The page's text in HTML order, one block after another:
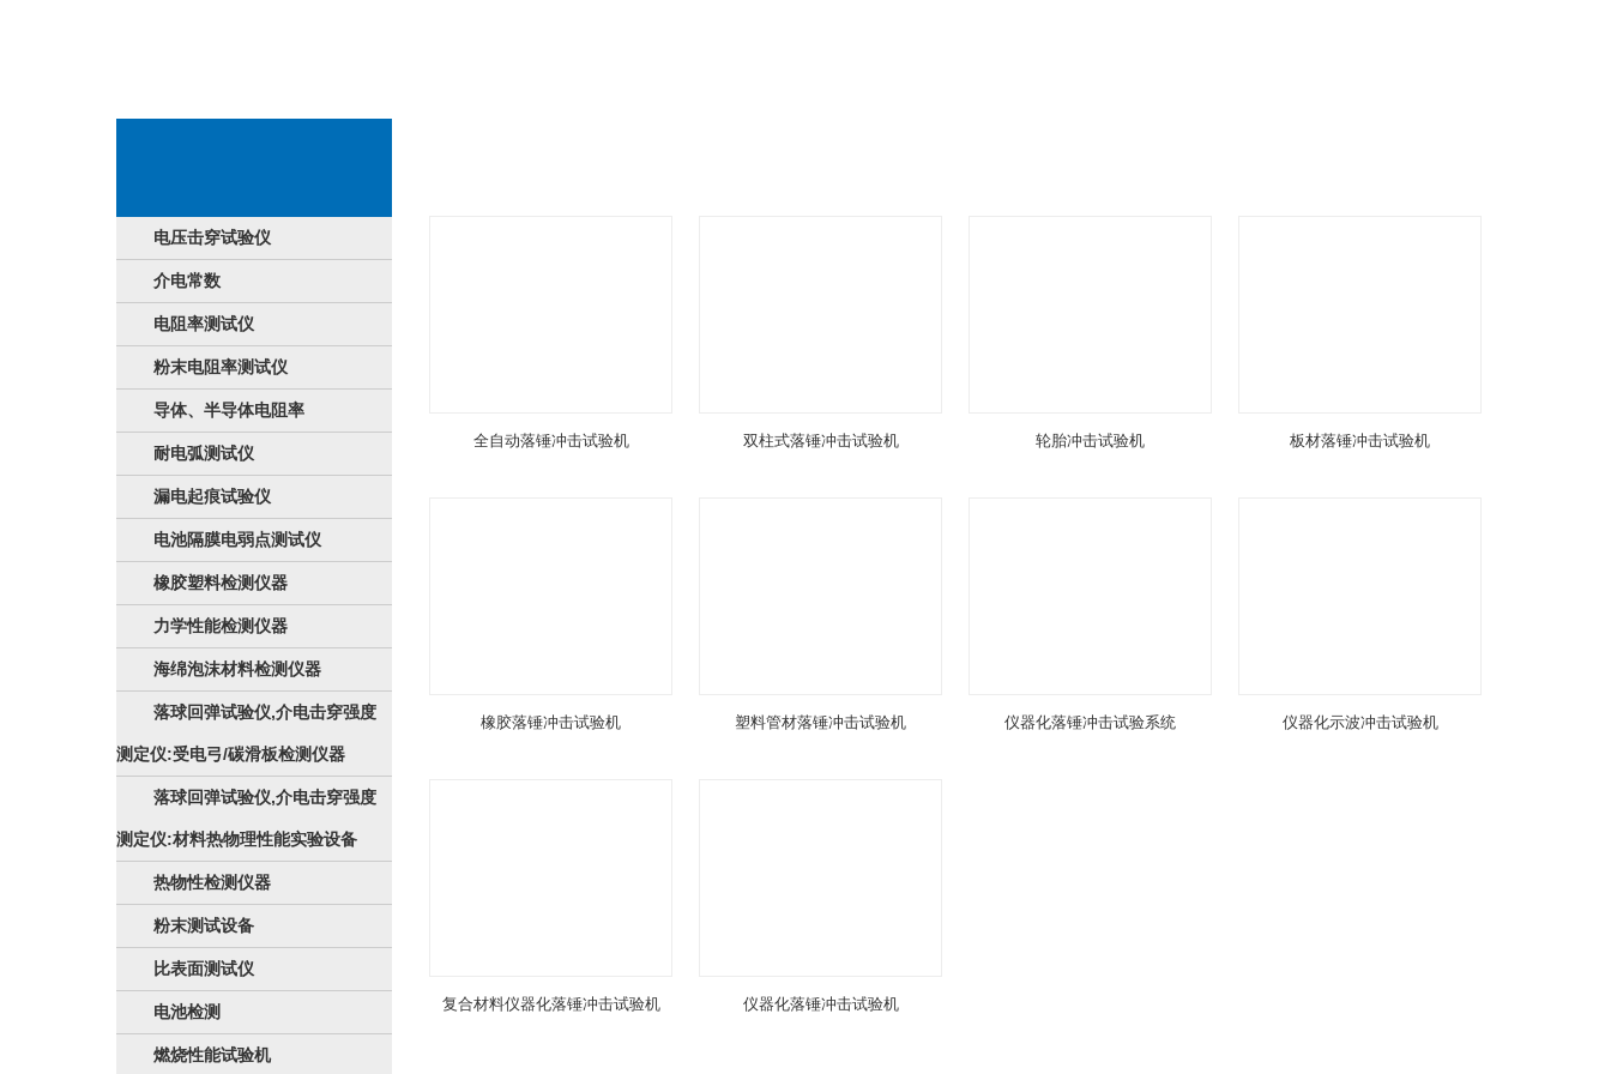
电压击穿试验仪
介电常数
电阻率测试仪
粉末电阻率测试仪
导体、半导体电阻率
耐电弧测试仪
漏电起痕试验仪
电池隔膜电弱点测试仪
橡胶塑料检测仪器
力学性能检测仪器
海绵泡沫材料检测仪器
落球回弹试验仪,介电击穿强度
测定仪:受电弓/碳滑板检测仪器
落球回弹试验仪,介电击穿强度
测定仪:材料热物理性能实验设备
热物性检测仪器
粉末测试设备
比表面测试仪
电池检测
燃烧性能试验机
全自动落锤冲击试验机 双柱式落锤冲击试验机 轮胎冲击试验机 板材落锤冲击试验机
橡胶落锤冲击试验机 塑料管材落锤冲击试验机 仪器化落锤冲击试验系统 仪器化示波冲击试验机
复合材料仪器化落锤冲击试验机 仪器化落锤冲击试验机